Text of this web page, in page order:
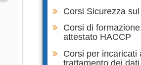
SPECIFICA RISCHIO ALTO
105,00 €
Acquista
Corsi Sicurezza
Corsi di
attestato HACCP
Corsi per incaricati
trattamento dei